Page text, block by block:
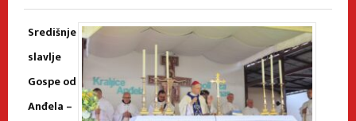
Središnje
slavlje
Gospe od
Anđela –